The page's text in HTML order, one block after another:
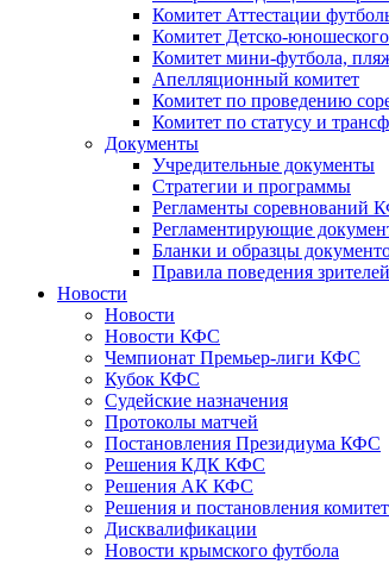
Комитет Аттестации
Комитет Детско-
Комитет мини-футбола,
Апелляционный комитет
Комитет по проведению
Комитет по статусу и
Документы
Учредительные документы
Стратегии и программы
Регламенты соревнований
Регламентирующие
Бланки и образцы
Правила поведения
Новости
Новости
Новости КФС
Чемпионат Премьер-лиги КФС
Кубок КФС
Судейские назначения
Протоколы матчей
Постановления Президиума КФС
Решения КДК КФС
Решения АК КФС
Решения и постановления
Дисквалификации
Новости крымского футбола